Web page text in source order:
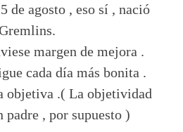
de agosto , eso sí , nació
margen de mejora .
cada día más bonita .
objetiva .( La objetividad
padre , por supuesto )